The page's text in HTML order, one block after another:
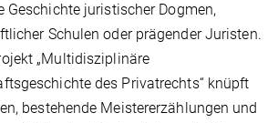
Geschichte juristischer Dogmen,
Schulen oder prägender Juristen.
„Multidisziplinäre
des Privatrechts“ knüpft
bestehende Meistererzählungen und